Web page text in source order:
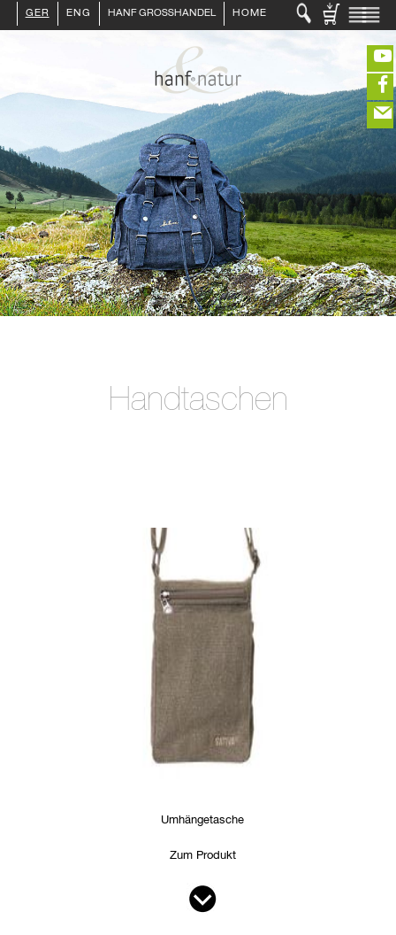
Handtaschen
Umhängetasche
Zum Produkt
GER ENG HANF GROSSHANDEL HOME
ENDKUNDE
HANFLEBENSMITTEL
ROHSTOFFE
HANFKOSMETIK
HANFTEXTILIEN
ERLESENES
GETRÄNKE
ÜBER UNS
(portofreier Versand in DE)
EDITIEREN
ZUR KASSE eeeeeeeeeeeeeeeeeeeee
closeNotification.notification-closeffffffffffffffffffffffWarenkorb
ausblenden